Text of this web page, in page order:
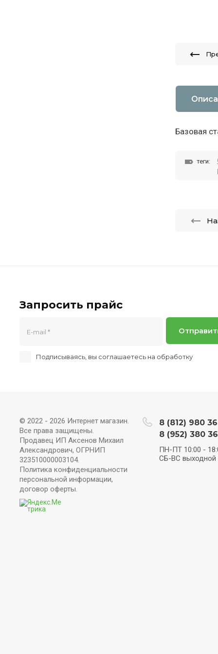
Базовая
теги:
Запросить прайс
Подписываясь, вы соглашаетесь на обработку
© 2022 - 2026 Интернет магазин.
Все права защищены.
Продавец ИП Аксенов Михаил
Александрович, ОГРНИП
323510000003104.
Политика конфиденциальности
персональной информации,
договор оферты.
8 (812) 980
8 (952) 380
ПН-ПТ 10:00 -
СБ-ВС выходной